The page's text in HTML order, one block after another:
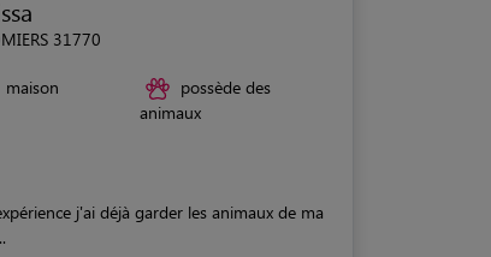
31770
maison
possède des
animaux
j'ai déjà garder les animaux de ma